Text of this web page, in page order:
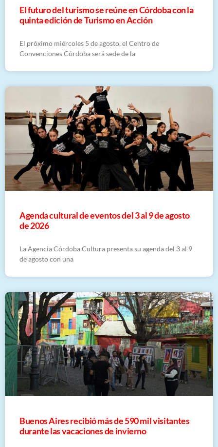
El futuro del turismo se reúne en Córdoba con la
quinta edición de Turismo en Acción
El próximo miércoles 5 de agosto, el Centro de
Convenciones Córdoba será sede de la
​Agenda cultural de eventos del 3 al 9 de agosto
de 2026
La Agencia Córdoba Cultura presenta su agenda del 3 al 9
de agosto con una
Buenos Aires recibió más de 590 mil visitantes
durante las vacaciones de invierno